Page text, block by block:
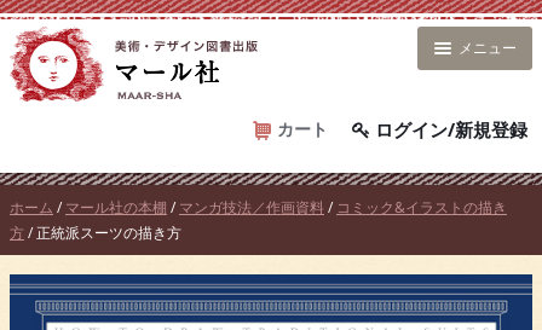
コ
ン
テ
ス
キ
ッ
プ
カート ログイン/新規登録
メニュー
ホーム / マール社の本棚 / マンガ技法／作画資料 / コミック&イラストの描き
方 / 正統派スーツの描き方